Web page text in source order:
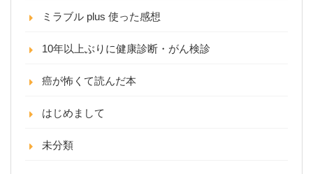
ミラブル plus 使った感想
10年以上ぶりに健康診断・がん検診
癌が怖くて読んだ本
はじめまして
未分類